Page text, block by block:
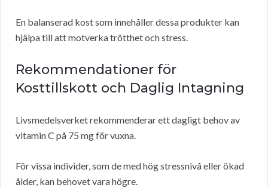
En balanserad kost som innehåller dessa produkter kan
hjälpa till att motverka trötthet och stress.
Rekommendationer för
Kosttillskott och Daglig Intagning
Livsmedelsverket rekommenderar ett dagligt behov av
vitamin C på 75 mg för vuxna.
För vissa individer, som de med hög stressnivå eller ökad
ålder, kan behovet vara högre.